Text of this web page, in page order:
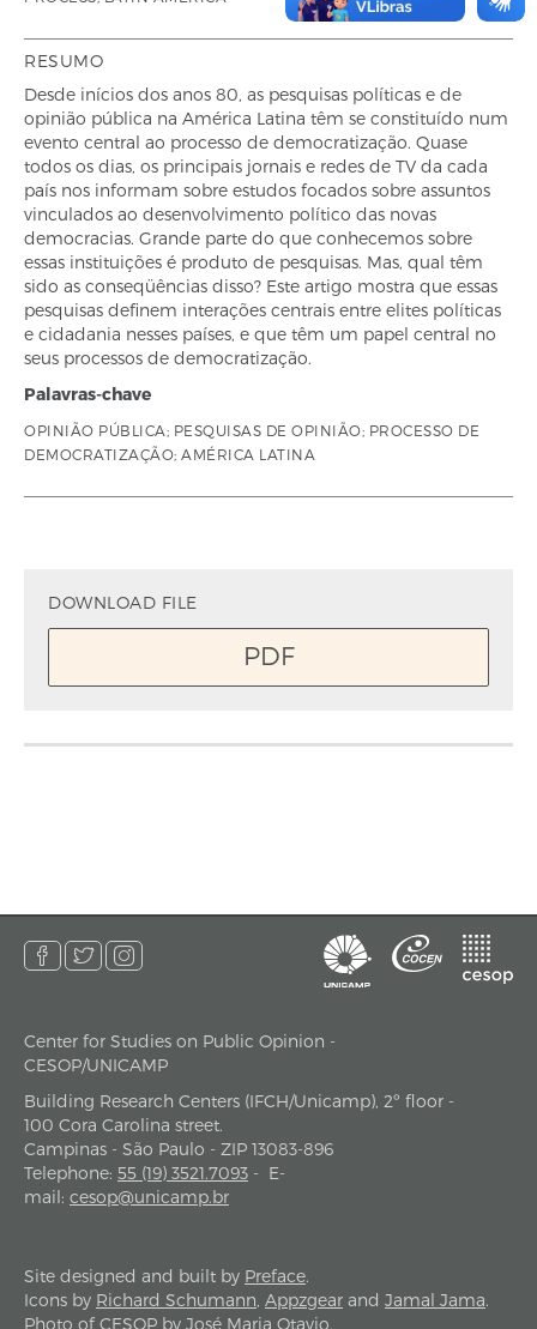
RESUMO
Desde inícios dos anos 80, as pesquisas políticas e de
opinião pública na América Latina têm se constituído num
evento central ao processo de democratização. Quase
todos os dias, os principais jornais e redes de TV da cada
país nos informam sobre estudos focados sobre assuntos
vinculados ao desenvolvimento político das novas
democracias. Grande parte do que conhecemos sobre
essas instituições é produto de pesquisas. Mas, qual têm
sido as conseqüências disso? Este artigo mostra que essas
pesquisas definem interações centrais entre elites políticas
e cidadania nesses países, e que têm um papel central no
seus processos de democratização.
Palavras-chave
OPINIÃO PÚBLICA; PESQUISAS DE OPINIÃO; PROCESSO DE
DEMOCRATIZAÇÃO; AMÉRICA LATINA
DOWNLOAD FILE
PDF
address
Center for Studies on Public Opinion -
CESOP/UNICAMP
Building Research Centers (IFCH/Unicamp), 2º floor -
100 Cora Carolina street.
Campinas - São Paulo - ZIP 13083-896
Telephone: 55 (19) 3521.7093 - E-
mail: cesop@unicamp.br
Site designed and built by Preface.
Icons by Richard Schumann, Appzgear and Jamal Jama.
Photo of CESOP by José Maria Otavio.